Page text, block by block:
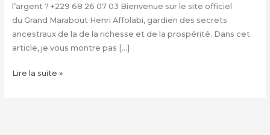
l’argent ? +229 68 26 07 03 Bienvenue sur le site officiel
du Grand Marabout Henri Affolabi, gardien des secrets
ancestraux de la de la richesse et de la prospérité. Dans cet
article, je vous montre pas […]
Condition
Lire la suite »